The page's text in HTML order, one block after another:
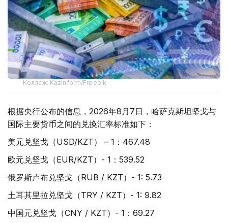
Коллаж: Kazinform/Freepik
根据央行公布的信息，2026年8月7日，哈萨克斯坦坚戈与
国际主要货币之间的兑换汇率标准如下：
美元兑坚戈（USD/KZT） – 1：467.48
欧元兑坚戈（EUR/KZT）- 1：539.52
俄罗斯卢布兑坚戈（RUB / KZT）- 1: 5.73
土耳其里拉兑坚戈（TRY / KZT）- 1: 9.82
中国元兑坚戈（CNY / KZT）- 1：69.27